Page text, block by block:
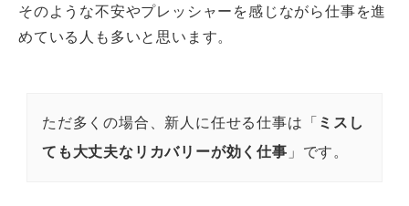
そのような不安やプレッシャーを感じながら仕事を進
めている人も多いと思います。
ただ多くの場合、新人に任せる仕事は「 ミスし
ても大丈夫なリカバリーが効く仕事 」です。